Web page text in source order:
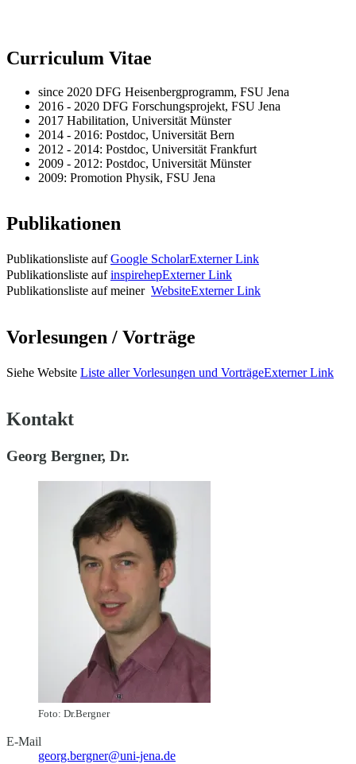
Curriculum Vitae
since 2020 DFG Heisenbergprogramm, FSU Jena
2016 - 2020 DFG Forschungsprojekt, FSU Jena
2017 Habilitation, Universität Münster
2014 - 2016: Postdoc, Universität Bern
2012 - 2014: Postdoc, Universität Frankfurt
2009 - 2012: Postdoc, Universität Münster
2009: Promotion Physik, FSU Jena
Publikationen
Publikationsliste aufGoogle ScholarExterner Link
Publikationsliste aufinspirehepExterner Link
Publikationsliste auf meiner WebsiteExterner Link
Vorlesungen / Vorträge
Siehe Website Liste aller Vorlesungen und VorträgeExterner Link
Kontakt
Georg Bergner, Dr.
Foto: Dr.Bergner
E-Mail
georg.bergner@uni-jena.de